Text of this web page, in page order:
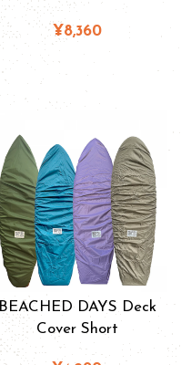
¥8,360
BEACHED DAYS Deck
Cover Short